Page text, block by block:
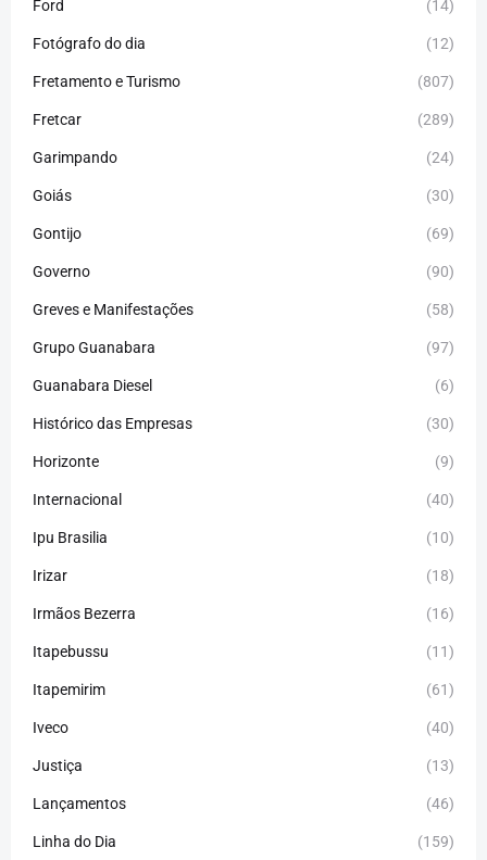
Ford (14)
Fotógrafo do dia (12)
Fretamento e Turismo (807)
Fretcar (289)
Garimpando (24)
Goiás (30)
Gontijo (69)
Governo (90)
Greves e Manifestações (58)
Grupo Guanabara (97)
Guanabara Diesel (6)
Histórico das Empresas (30)
Horizonte (9)
Internacional (40)
Ipu Brasilia (10)
Irizar (18)
Irmãos Bezerra (16)
Itapebussu (11)
Itapemirim (61)
Iveco (40)
Justiça (13)
Lançamentos (46)
Linha do Dia (159)